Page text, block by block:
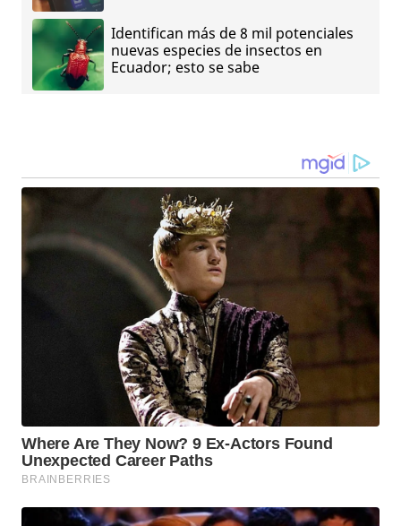
Identifican más de 8 mil potenciales
nuevas especies de insectos en
Ecuador; esto se sabe